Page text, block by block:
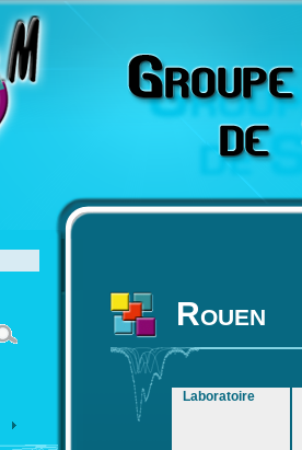
Rouen
Laboratoire